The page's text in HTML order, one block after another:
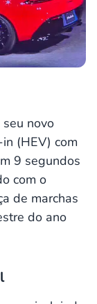
novo
(HEV) com
9 segundos
com o
de marchas
do ano